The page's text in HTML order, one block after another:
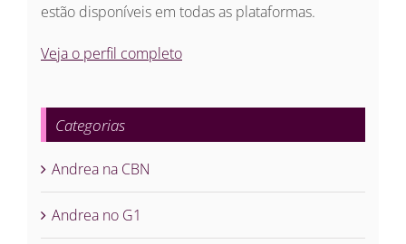
estão disponíveis em todas as plataformas.
Veja o perfil completo
Categorias
Andrea na CBN
Andrea no G1